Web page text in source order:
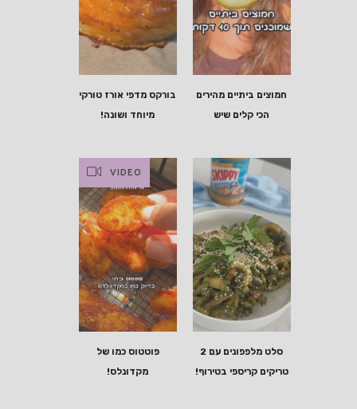
בורקס מדפי אורז טורקי
מיוחד ושונה!
חמוצים ביתיים מהירים
הכי קלים שיש
VIDEO
פוטטוס כמו של
מקדונלס!
סלט מלפפונים עם 2
טריקים קריספי בטירוף!